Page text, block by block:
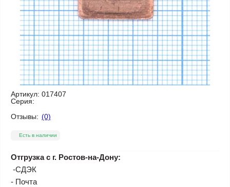
Артикул: 017407
Серия:
Отзывы: (0)
Есть в наличии
Отгрузка с г. Ростов-на-Дону:
-СДЭК
- Почта